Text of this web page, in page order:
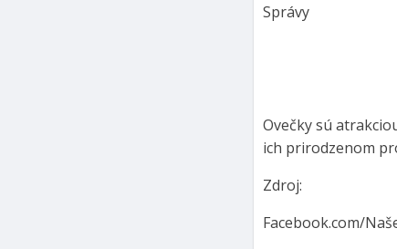
Správy
Ovečky sú
ich prirodzenom
Zdroj:
Facebook.com/